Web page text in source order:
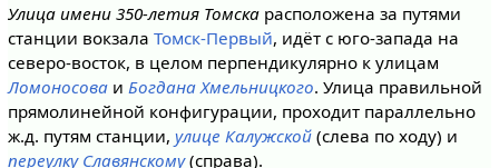
Улица имени 350-летия Томскарасположена за путями
станции вокзала Томск-Первый, идёт с юго-запада на
северо-восток, в целом перпендикулярно к улицам
Ломоносоваи Богдана Хмельницкого. Улица правильной
прямолинейной конфигурации, проходит параллельно
ж.д. путям станции, улице Калужской(слева по ходу) и
переулку Славянскому(справа).